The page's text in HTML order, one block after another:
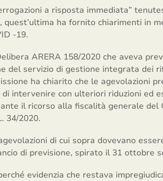
a risposta immediata”
quest’ultima ha fornito chiarimenti in
-19.
ARERA 158/2020 che aveva
del servizio di gestione integrata dei
ha chiarito che le agevolazioni
di intervenire con ulteriori riduzioni ed
il ricorso alla fiscalità generale del
34/2020.
di cui sopra dovevano
di previsione, spirato il 31 ottobre
evidenzia che restava